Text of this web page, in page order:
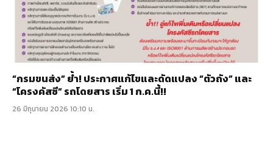
“กรมขนส่ง” ย้ำ! ประกาศแก้ไขและดัดแปลง “ตัวถัง” และ
“โครงคัสซี” รถโดยสาร เริ่ม 1 ก.ค.นี้!!
26 มิถุนายน 2026 10:10 น.